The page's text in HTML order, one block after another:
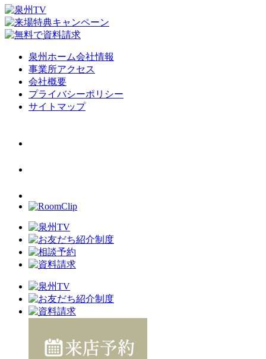
泉州ホーム会社情報
事業所アクセス
会社概要
プライバシーポリシー
サイトマップ